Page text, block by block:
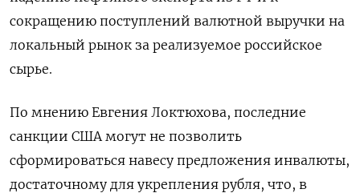
сокращению поступлений валютной выручки на
локальный рынок за реализуемое российское
сырье.
По мнению Евгения Локтюхова, последние
санкции США могут не позволить
сформироваться навесу предложения инвалюты,
достаточному для укрепления рубля, что, в